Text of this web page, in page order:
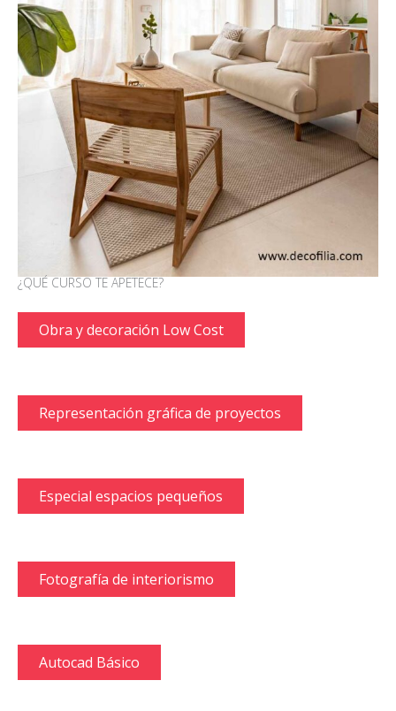
¿QUÉ CURSO TE APETECE?
Obra y decoración Low Cost
Representación gráfica de proyectos
Especial espacios pequeños
Fotografía de interiorismo
Autocad Básico